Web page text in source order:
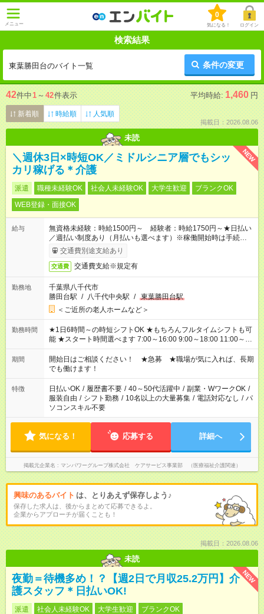
メニュー
0
気になる！ ログイン
検索結果
東葉勝田台のバイト一覧 条件の変更
42件中1 ～ 42件表示 平均時給: 1,460 円
新着順 時給順 人気順
掲載日：2026.08.06
未読
NEW
＼週休3日×時短OK／ミドルシニア層でもシッ
カリ稼げる＊介護
派遣 職種未経験OK 社会人未経験OK 大学生歓迎
ブランクOK
WEB登録・面接OK
給与
無資格未経験：時給1500円～ 経験者：時給1750円～★日払い
／週払い制度あり（月払いも選べます）※稼働開始時は手続き完
了次第のお支払いとなります。
交通費別途支給あり
交通費 交通費支給※規定有
勤務地
千葉県八千代市
勝田台駅 / 八千代中央駅 / 東葉勝田台駅
＜ご近所の老人ホームなど＞
勤務時間
★1日6時間～の時短シフトOK ★もちろんフルタイムシフトも可
能 ★スタート時間選べます 7:00～16:00 9:00～18:00 11:00～
20:00 など 残業なし！ ※Wワークの場合、他のお仕事と合わせ
週40時間超の就業はご案内できません ※法令に基づき、週20時
間以上勤務は社会保険への加入対象となります ※労働者派遣法
（日雇い派遣の原則禁止）により、短時間・短期間の就業はご
案内が難しい場合があります
期間
開始日はご相談ください！ ★急募 ★職場が気に入れば、長期
でも働けます！
特徴 日払いOK / 履歴書不要 / 40～50代活躍中 / 副業・WワークOK /
服装自由 / シフト勤務 / 10名以上の大量募集 / 電話対応なし / パ
ソコンスキル不要
気になる！ 応募する 詳細へ
掲載元企業名 マンパワーグループ株式会社 ケアサービス事業部 （医療福祉介護関連）
興味のあるバイト は、とりあえず保存しよう♪
保存した求人は、後からまとめて応募できるよ。
企業からアプローチが届くことも！
掲載日：2026.08.06
未読
NEW
夜勤＝待機多め！？【週2日で月収25.2万円】介
護スタッフ＊日払いOK!
派遣 社会人未経験OK 大学生歓迎
ブランクOK